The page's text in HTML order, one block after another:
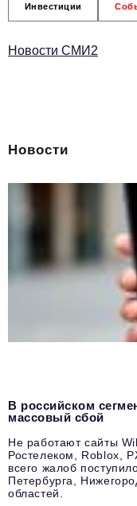
Инвестиции
Новости СМИ2
Новости
В российском
массовый сбой
Не работают сайты
Ростелеком, Roblox,
всего жалоб
Петербурга,
областей.